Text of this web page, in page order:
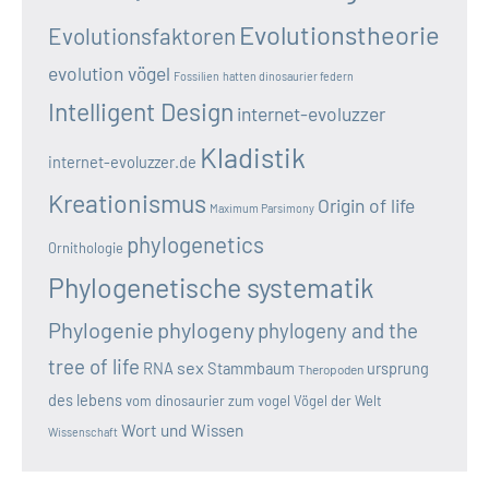
Evolutionsfaktoren Evolutionstheorie
evolution vögel Fossilien hatten dinosaurier federn
Intelligent Design internet-evoluzzer
internet-evoluzzer.de Kladistik
Kreationismus Maximum Parsimony Origin of life
Ornithologie phylogenetics
Phylogenetische systematik
Phylogenie phylogenyphylogeny and the
tree of life RNA sex Stammbaum Theropoden ursprung
des lebensvom dinosaurier zum vogel Vögel der Welt
Wissenschaft Wort und Wissen